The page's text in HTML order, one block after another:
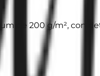
de 200 g/m², con